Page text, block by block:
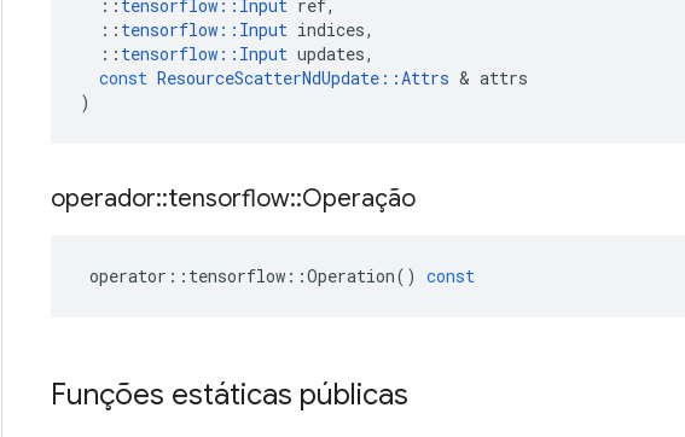
:: tensorflow :: Input ref,
:: tensorflow :: Input indices,
:: tensorflow :: Input updates,
const ResourceScatterNdUpdate ::Attrs & attrs
)
operador::tensorflow::Operação
operator :: tensorflow ::Operation() const
Funções estáticas públicas